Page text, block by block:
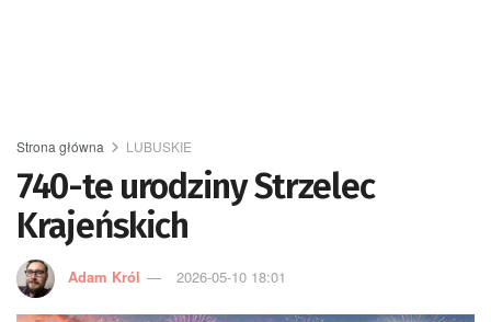
Strona główna LUBUSKIE
740-te urodziny Strzelec
Krajeńskich
Adam Król 2026-05-10 18:01